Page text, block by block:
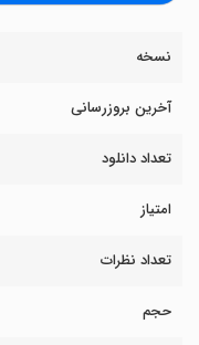
نسخه
آخرین بروزرسانی
تعداد دانلود
امتیاز
تعداد نظرات
حجم